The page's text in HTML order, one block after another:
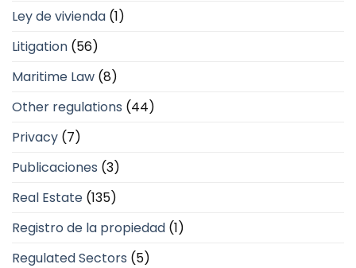
Ley de vivienda (1)
Litigation (56)
Maritime Law (8)
Other regulations (44)
Privacy (7)
Publicaciones (3)
Real Estate (135)
Registro de la propiedad (1)
Regulated Sectors (5)